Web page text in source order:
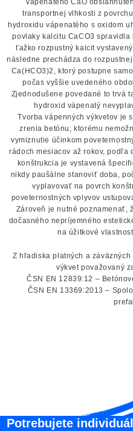
transportnej vlhkosti z
hydroxidu vápenatého s oxidom
povlaky kalcitu CaCO3
ťažko rozpustný kalcit
následne prechádza do
Ca(HCO3)2, ktorý postupne
počas vyššie uvedeného
Zjednodušene povedané to trvá
hydroxid vápenatý
Tvorba vápenných výkvetov je
zrenia betónu, ktorému
vymiznutie účinkom
rádoch mesiacov až rokov, podľa
konštrukcia je vystavená
nikdy paušálne stanoviť doba,
vyplavovať na povrch
poveternostných vplyvov
Zároveň je nutné poznamenať,
dočasného nepríjemného
na úžitkové
Z hľadiska platných a
výkvet považovaný
ČSN EN 12839:12 –
ČSN EN 13369:2013 –
Potrebujete